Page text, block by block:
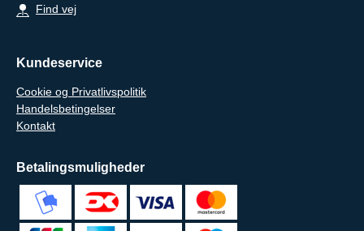
Find vej
Kundeservice
Cookie og Privatlivspolitik
Handelsbetingelser
Kontakt
Betalingsmuligheder